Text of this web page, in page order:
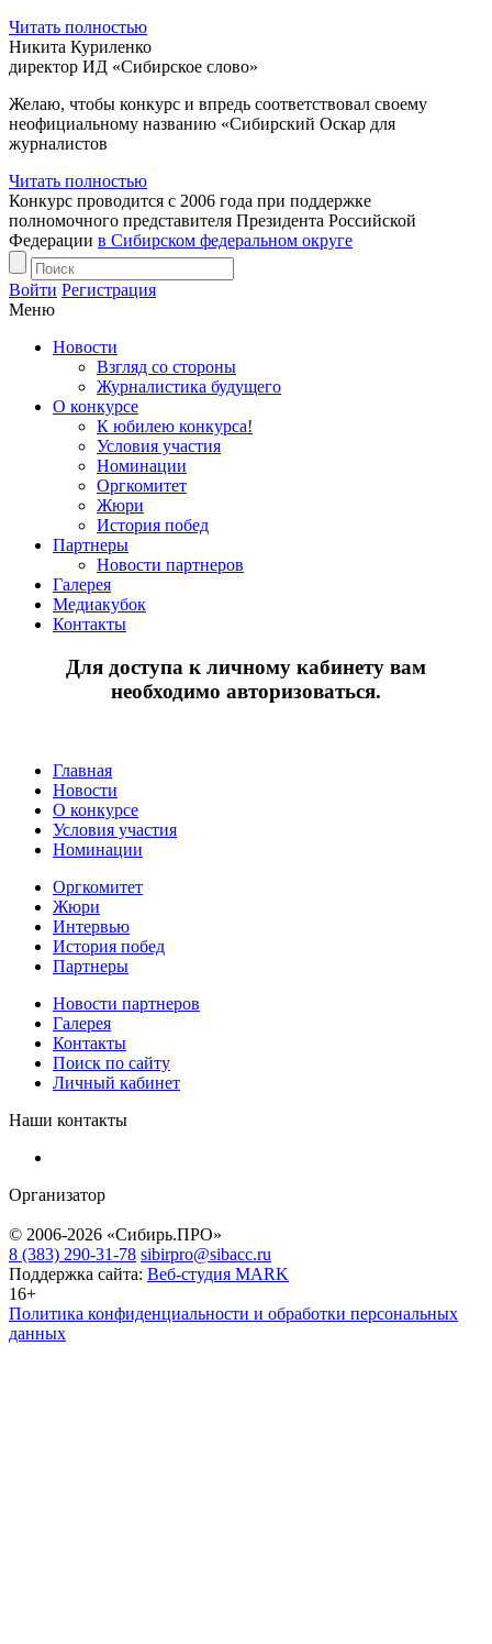
Читать полностью
Никита Куриленко
директор ИД «Сибирское слово»
Желаю, чтобы конкурс и впредь соответствовал своему
неофициальному названию «Сибирский Оскар для
журналистов
Читать полностью
Конкурс проводится с 2006 года при поддержке
полномочного представителя Президента Российской
Федерации в Сибирском федеральном округе
Войти Регистрация
Меню
Новости
Взгляд со стороны
Журналистика будущего
О конкурсе
К юбилею конкурса!
Условия участия
Номинации
Оргкомитет
Жюри
История побед
Партнеры
Новости партнеров
Галерея
Медиакубок
Контакты
Для доступа к личному кабинету вам
необходимо авторизоваться.
Главная
Новости
О конкурсе
Условия участия
Номинации
Оргкомитет
Жюри
Интервью
История побед
Партнеры
Новости партнеров
Галерея
Контакты
Поиск по сайту
Личный кабинет
Наши контакты
Организатор
© 2006-2026 «Сибирь.ПРО»
8 (383) 290-31-78 sibirpro@sibacc.ru
Поддержка сайта: Веб-студия MARK
16+
Политика конфиденциальности и обработки персональных
данных